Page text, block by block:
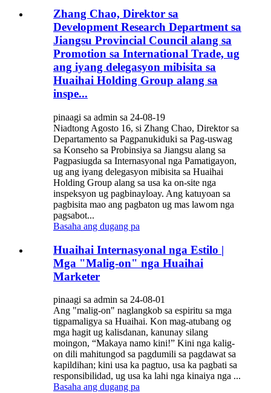
Zhang Chao, Direktor sa
Development Research Department sa
Jiangsu Provincial Council alang sa
Promotion sa International Trade, ug
ang iyang delegasyon mibisita sa
Huaihai Holding Group alang sa
inspe...
pinaagi sa admin sa 24-08-19
Niadtong Agosto 16, si Zhang Chao, Direktor sa
Departamento sa Pagpanukiduki sa Pag-uswag
sa Konseho sa Probinsiya sa Jiangsu alang sa
Pagpasiugda sa Internasyonal nga Pamatigayon,
ug ang iyang delegasyon mibisita sa Huaihai
Holding Group alang sa usa ka on-site nga
inspeksyon ug pagbinayloay. Ang katuyoan sa
pagbisita mao ang pagbaton ug mas lawom nga
pagsabot...
Basaha ang dugang pa
Huaihai Internasyonal nga Estilo |
Mga "Malig-on" nga Huaihai
Marketer
pinaagi sa admin sa 24-08-01
Ang "malig-on" naglangkob sa espiritu sa mga
tigpamaligya sa Huaihai. Kon mag-atubang og
mga hagit ug kalisdanan, kanunay silang
moingon, “Makaya namo kini!” Kini nga kalig-
on dili mahitungod sa pagdumili sa pagdawat sa
kapildihan; kini usa ka pagtuo, usa ka pagbati sa
responsibilidad, ug usa ka lahi nga kinaiya nga ...
Basaha ang dugang pa